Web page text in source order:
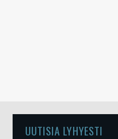
UUTISIA LYHYESTI